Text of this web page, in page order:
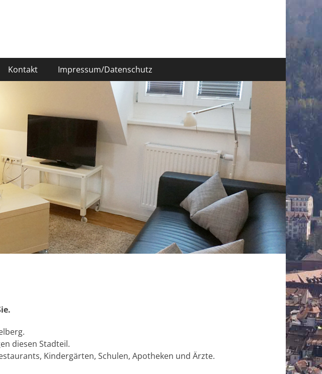
Kontakt Impressum/Datenschutz
diesen Stadteil.
Kindergärten, Schulen, Apotheken und Ärzte.